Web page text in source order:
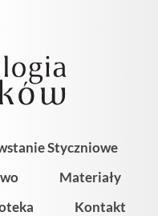
Styczniowe
Materiały
Kontakt